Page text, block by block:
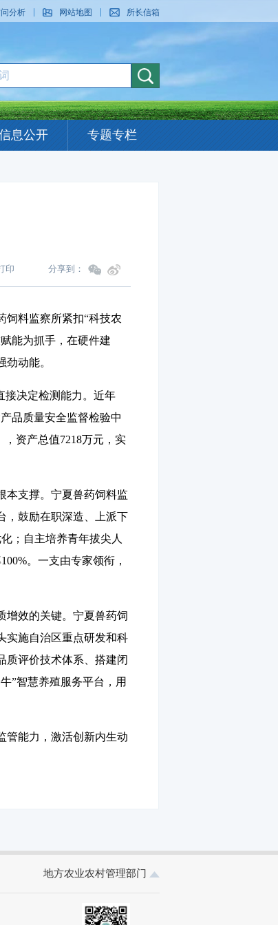
分析 网站地图 所长信箱
息公开 专题专栏
分享到：
印
料监察所紧扣“科技农
能为抓手，在硬件建
动能。
接决定检测能力。近年
品质量安全监督检验中
资产总值7218万元，实
本支撑。宁夏兽药饲料监
，鼓励在职深造、上派下
；自主培养青年拔尖人
。一支由专家领衔，
增效的关键。宁夏兽药饲
实施自治区重点研发和科
质评价技术体系、搭建闭
”智慧养殖服务平台，用
能力，激活创新内生动
地方农业农村管理部门